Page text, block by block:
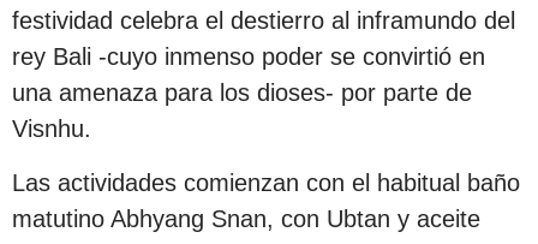
festividad celebra el destierro al inframundo del
rey Bali -cuyo inmenso poder se convirtió en
una amenaza para los dioses- por parte de
Visnhu.
Las actividades comienzan con el habitual baño
matutino Abhyang Snan, con Ubtan y aceite